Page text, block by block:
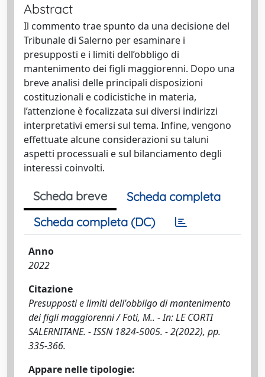
Abstract
Il commento trae spunto da una decisione del
Tribunale di Salerno per esaminare i
presupposti e i limiti dell’obbligo di
mantenimento dei figli maggiorenni. Dopo una
breve analisi delle principali disposizioni
costituzionali e codicistiche in materia,
l’attenzione è focalizzata sui diversi indirizzi
interpretativi emersi sul tema. Infine, vengono
effettuate alcune considerazioni su taluni
aspetti processuali e sul bilanciamento degli
interessi coinvolti.
Scheda breve
Scheda completa
Scheda completa (DC)
Anno
2022
Citazione
Presupposti e limiti dell'obbligo di mantenimento
dei figli maggiorenni / Foti, M.. - In: LE CORTI
SALERNITANE. - ISSN 1824-5005. - 2(2022), pp.
335-366.
Appare nelle tipologie: